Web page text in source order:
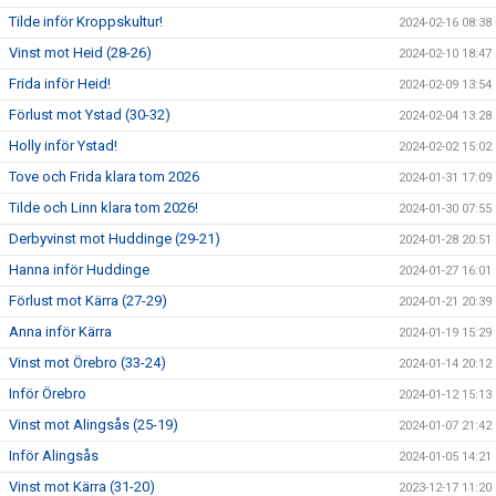
Tilde inför Kroppskultur! 2024-02-16 08:38
Vinst mot Heid (28-26) 2024-02-10 18:47
Frida inför Heid! 2024-02-09 13:54
Förlust mot Ystad (30-32) 2024-02-04 13:28
Holly inför Ystad! 2024-02-02 15:02
Tove och Frida klara tom 2026 2024-01-31 17:09
Tilde och Linn klara tom 2026! 2024-01-30 07:55
Derbyvinst mot Huddinge (29-21) 2024-01-28 20:51
Hanna inför Huddinge 2024-01-27 16:01
Förlust mot Kärra (27-29) 2024-01-21 20:39
Anna inför Kärra 2024-01-19 15:29
Vinst mot Örebro (33-24) 2024-01-14 20:12
Inför Örebro 2024-01-12 15:13
Vinst mot Alingsås (25-19) 2024-01-07 21:42
Inför Alingsås 2024-01-05 14:21
Vinst mot Kärra (31-20) 2023-12-17 11:20